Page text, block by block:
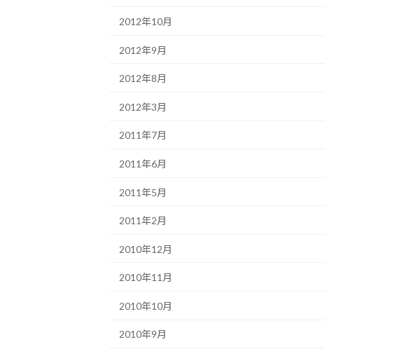
2012年10月
2012年9月
2012年8月
2012年3月
2011年7月
2011年6月
2011年5月
2011年2月
2010年12月
2010年11月
2010年10月
2010年9月